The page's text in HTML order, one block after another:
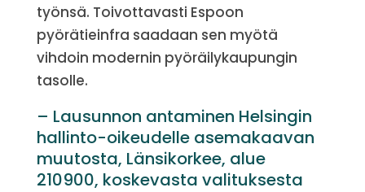
työnsä. Toivottavasti Espoon
pyörätieinfra saadaan sen myötä
vihdoin modernin pyöräilykaupungin
tasolle.
– Lausunnon antaminen Helsingin
hallinto-oikeudelle asemakaavan
muutosta, Länsikorkee, alue
210900, koskevasta valituksesta